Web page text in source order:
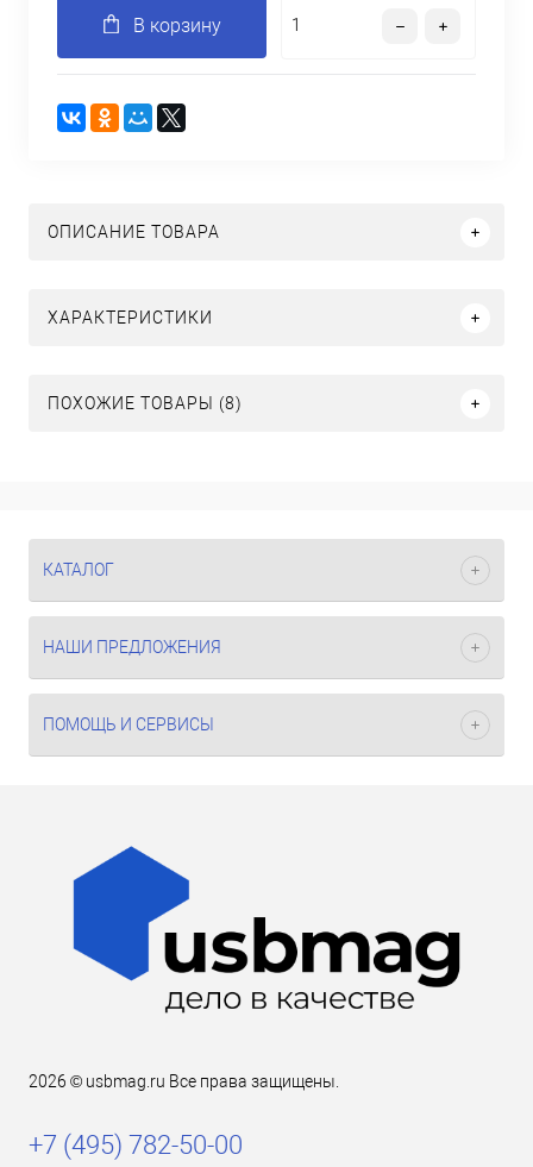
В корзину
ОПИСАНИЕ ТОВАРА
ХАРАКТЕРИСТИКИ
ПОХОЖИЕ ТОВАРЫ (8)
КАТАЛОГ
НАШИ ПРЕДЛОЖЕНИЯ
ПОМОЩЬ И СЕРВИСЫ
2026 © usbmag.ru Все права защищены.
+7 (495) 782-50-00